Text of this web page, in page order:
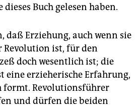
Buch gelesen haben.
daß Erziehung, auch wenn sie
ist, für den
doch wesentlich ist; die
eine erzieherische Erfahrung,
formt. Revolutionsführer
und dürfen die beiden